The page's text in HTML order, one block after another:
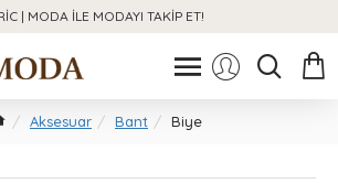
| MODA ILE MODAYI TAKIP ET!
Aksesuar Bant Biye